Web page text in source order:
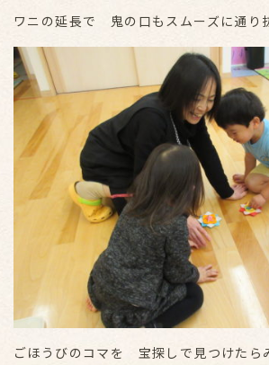
ワニの延長で 鬼の口もスムーズに通り
ごほうびのコマを 宝探しで見つけたら